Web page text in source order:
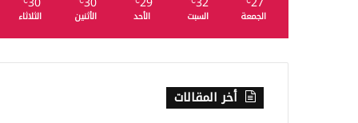
الجمعة السبت الأحد الأثنين الثلاثاء
أخر المقالات